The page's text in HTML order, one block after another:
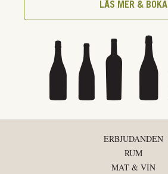
LÄS MER & BOKA
ERBJUDANDEN
RUM
MAT & VIN